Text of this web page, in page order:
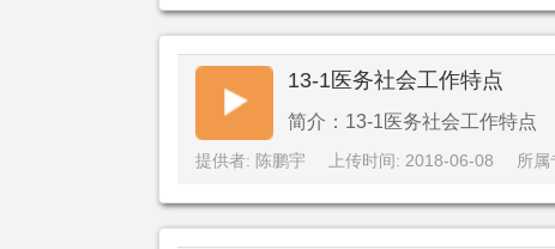
13-1医务社会工作特点
简介：13-1医务社会工作特点
提供者: 陈鹏宇 上传时间: 2018-06-08 所